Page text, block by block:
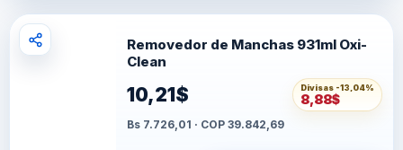
Removedor de Manchas 931ml Oxi-
Clean
10,21$ Divisas -13,04%
8,88$
Bs 7.726,01 · COP 39.842,69